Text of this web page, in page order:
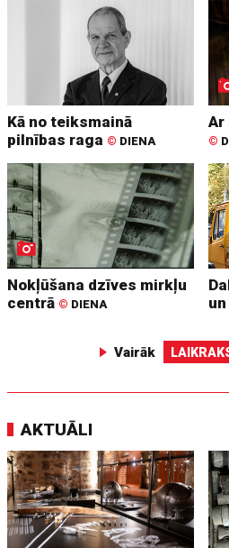
Kā no teiksmainā
pilnības raga © DIENA
Ar
©
Nokļūšana dzīves mirkļu
centrā © DIENA
Vairāk
AKTUĀLI